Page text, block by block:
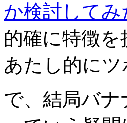
か検討してみ
的確に特徴
あたし的にツ
で、結局バ